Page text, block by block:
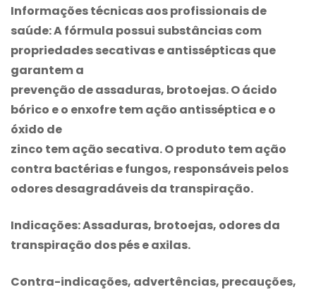
Informações técnicas aos profissionais de
saúde: A fórmula possui substâncias com
propriedades secativas e antissépticas que
garantem a
prevenção de assaduras, brotoejas. O ácido
bórico e o enxofre tem ação antisséptica e o
óxido de
zinco tem ação secativa. O produto tem ação
contra bactérias e fungos, responsáveis pelos
odores desagradáveis da transpiração.
Indicações:Assaduras, brotoejas, odores da
transpiração dos pés e axilas.
Contra-indicações, advertências, precauções,